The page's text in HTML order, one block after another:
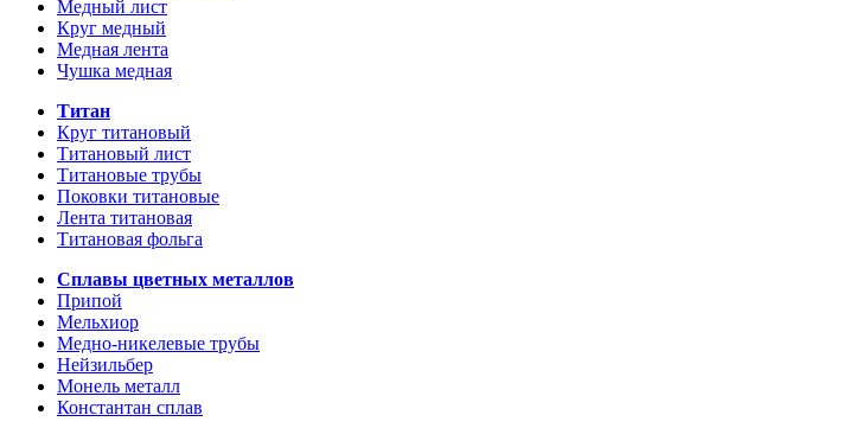
Медный лист
Круг медный
Медная лента
Чушка медная
Титан
Круг титановый
Титановый лист
Титановые трубы
Поковки титановые
Лента титановая
Титановая фольга
Сплавы цветных металлов
Припой
Мельхиор
Медно-никелевые трубы
Нейзильбер
Монель металл
Константан сплав